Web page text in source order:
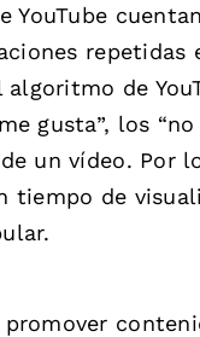
de
gusta”, los
un vídeo. Por
tiempo de